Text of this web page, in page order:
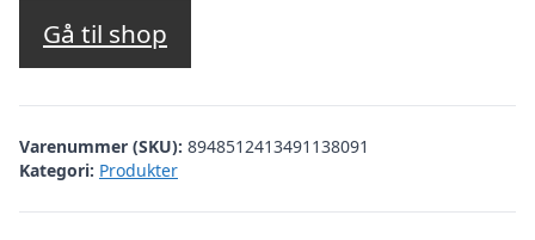
Gå til shop
Varenummer (SKU): 8948512413491138091
Kategori: Produkter